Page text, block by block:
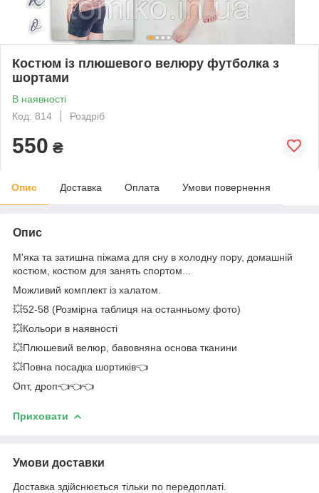
Костюм із плюшевого велюру футболка з
шортами
В наявності
Код: 814
Роздріб
550 ₴
Опис Доставка Оплата Умови повернення
Опис
М'яка та затишна піжама для сну в холодну пору, домашній
костюм, костюм для занять спортом...
Можливий комплект із халатом.
💥52-58 (Розмірна таблиця на останньому фото)
💥Кольори в наявності
💥Плюшевий велюр, бавовняна основа тканини
💥Повна посадка шортиків👈
Опт, дроп👈👈👈
Приховати
Умови доставки
Доставка здійснюється тільки по передоплаті.